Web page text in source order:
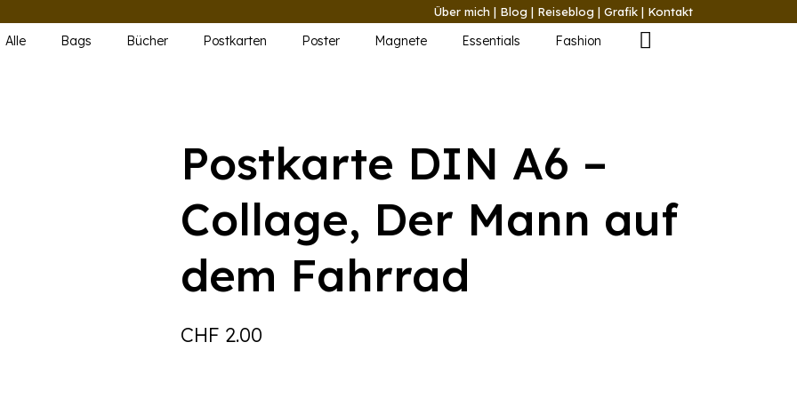
Über mich | Blog | Reiseblog | Grafik | Kontakt
Alle Bags Bücher Postkarten Poster Magnete Essentials Fashion
Postkarte DIN A6 –
Collage, Der Mann auf
dem Fahrrad
CHF 2.00